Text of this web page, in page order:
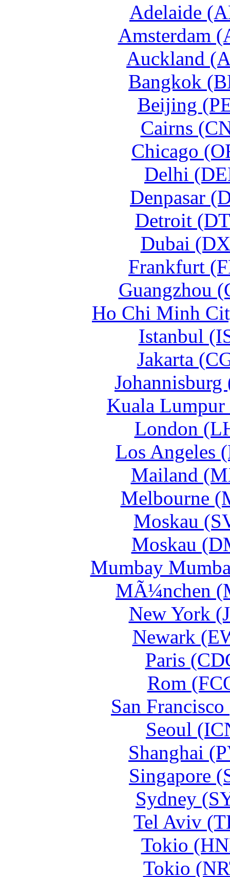
Adelaide
Amsterdam
Auckland
Bangkok
Beijing
Cairns
Chicago
Delhi
Denpasar
Detroit
Dubai
Frankfurt
Guangzhou
Ho Chi Minh
Istanbul
Jakarta
Kuala
London
Los Angeles
Mailand
Melbourne
Moskau
Moskau
Mumbay
MÃ¼nchen
New York
Newark
Paris
Rom
San
Seoul
Shanghai
Singapore
Sydney
Tel Aviv
Tokio
Tokio